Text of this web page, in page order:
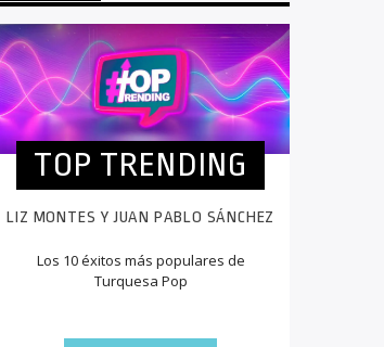
TOP TRENDING
LIZ MONTES Y JUAN PABLO SÁNCHEZ
Los 10 éxitos más populares de
Turquesa Pop